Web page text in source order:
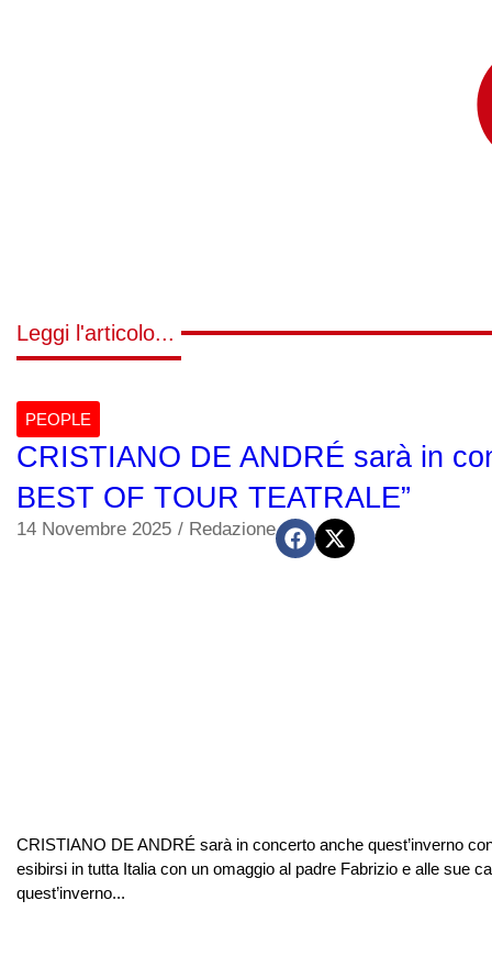
Leggi l'articolo...
PEOPLE
CRISTIANO DE ANDRÉ sarà in
BEST OF TOUR TEATRALE”
14 Novembre 2025 / Redazione
CRISTIANO DE ANDRÉ sarà in concerto anche quest’inverno
esibirsi in tutta Italia con un omaggio al padre Fabrizio e alle
quest’inverno...